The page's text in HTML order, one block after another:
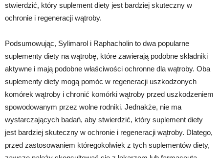
stwierdzić, który suplement diety jest bardziej skuteczny w
ochronie i regeneracji wątroby.
Podsumowując, Sylimarol i Raphacholin to dwa popularne
suplementy diety na wątrobę, które zawierają podobne składniki
aktywne i mają podobne właściwości ochronne dla wątroby. Oba
suplementy diety mogą pomóc w regeneracji uszkodzonych
komórek wątroby i chronić komórki wątroby przed uszkodzeniem
spowodowanym przez wolne rodniki. Jednakże, nie ma
wystarczających badań, aby stwierdzić, który suplement diety
jest bardziej skuteczny w ochronie i regeneracji wątroby. Dlatego,
przed zastosowaniem któregokolwiek z tych suplementów diety,